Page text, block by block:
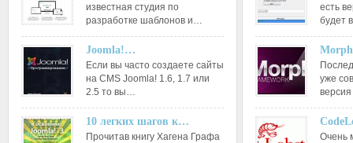
известная студия по
разработке шаблонов и…
Joomla!…
Если вы часто создаете сайты
на CMS Joomla! 1.6, 1.7 или
2.5 то вы…
10 легких шагов к…
Прочитав книгу Хагена Графа
есть
будет
уже
Очень